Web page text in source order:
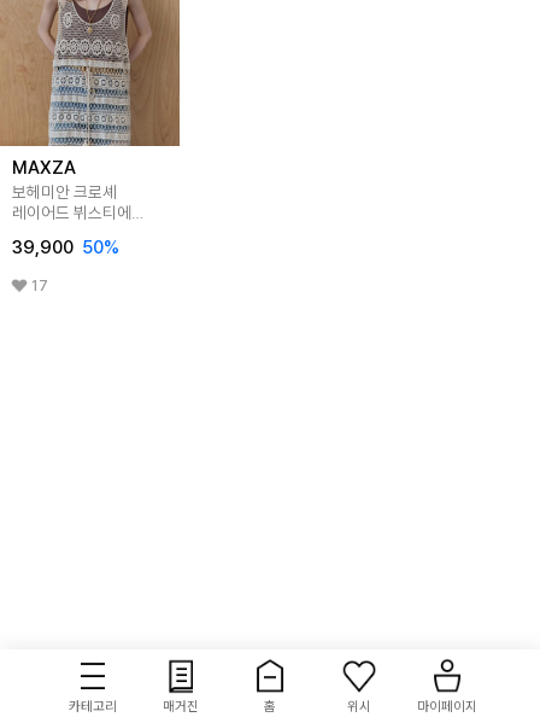
MAXZA
보헤미안 크로셰
레이어드 뷔스티에
39,900 50%
17
카테고리 매거진 홈 위시 마이페이지